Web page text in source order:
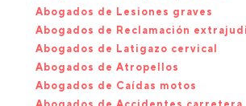
Abogados de Lesiones graves
Abogados de Reclamación
Abogados de Latigazo cervical
Abogados de Atropellos
Abogados de Caídas motos